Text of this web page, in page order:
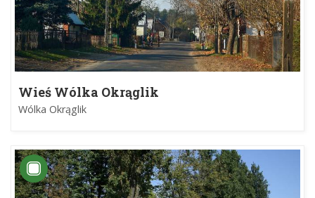
Wieś Wólka Okrąglik
Wólka Okrąglik